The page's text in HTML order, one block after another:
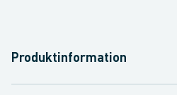
Produktinformation